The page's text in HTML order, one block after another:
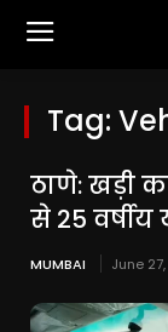
Tag:
ठाणे: खड़ी
से 25
MUMBAI June